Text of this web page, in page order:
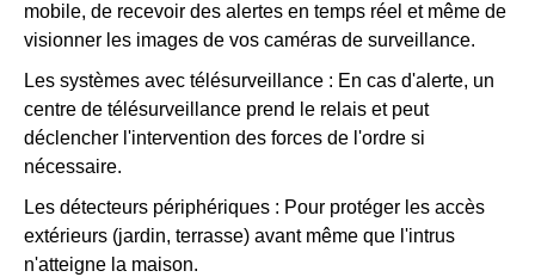
mobile, de recevoir des alertes en temps réel et même de
visionner les images de vos caméras de surveillance.
Les systèmes avec télésurveillance : En cas d'alerte, un
centre de télésurveillance prend le relais et peut
déclencher l'intervention des forces de l'ordre si
nécessaire.
Les détecteurs périphériques : Pour protéger les accès
extérieurs (jardin, terrasse) avant même que l'intrus
n'atteigne la maison.